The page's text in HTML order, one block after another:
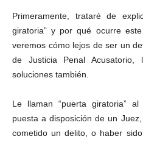
Primeramente, trataré de
giratoria” y por qué ocurre
veremos cómo lejos de ser un
de Justicia Penal
soluciones también.
Le llaman “puerta giratoria”
puesta a disposición de un
cometido un delito, o haber